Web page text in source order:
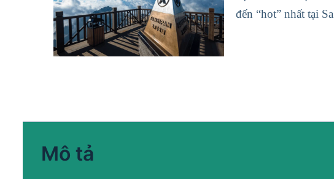
đến “hot” nhất tại
Mô tả